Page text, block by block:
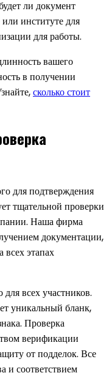
ли документ
институте для
для работы.
вашего
в получении
сколько стоит
для подтверждения
тщательной проверки
Наша фирма
документации,
всех этапах
всех участников.
уникальный бланк,
Проверка
верификации
от подделок. Все
и соответствием